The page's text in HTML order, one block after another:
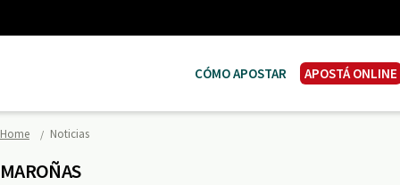
CÓMO APOSTAR APOSTÁ ONLINE
Home Noticias
MAROÑAS